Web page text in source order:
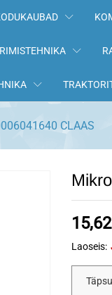
CLAAS
15,62
Laoseis: